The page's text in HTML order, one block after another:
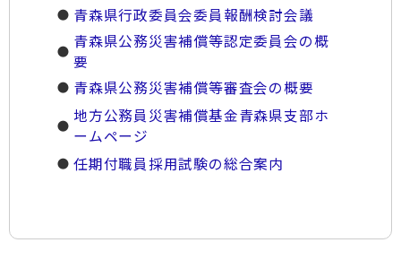
青森県行政委員会委員報酬検討会議
青森県公務災害補償等認定委員会の概
要
青森県公務災害補償等審査会の概要
地方公務員災害補償基金青森県支部ホ
ームページ
任期付職員採用試験の総合案内